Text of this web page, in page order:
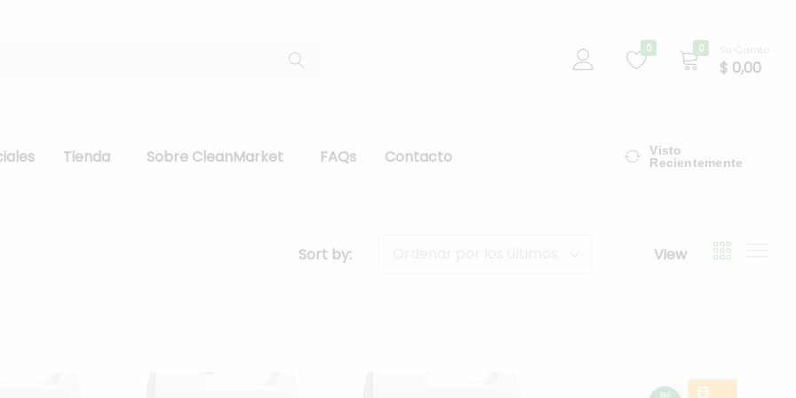
0 0 Su Carrito
$ 0,00
Tienda Sobre CleanMarket FAQs Contacto
Visto
Recientemente
Sort by: View